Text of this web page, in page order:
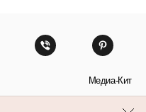
Медиа-Кит